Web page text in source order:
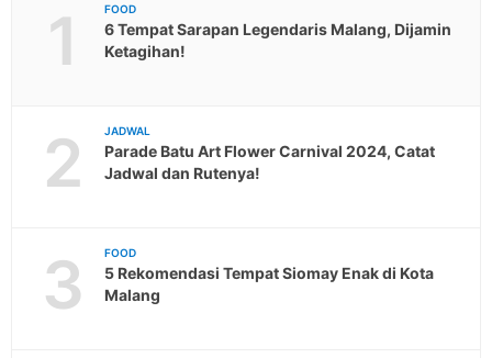
1 FOOD
6 Tempat Sarapan Legendaris Malang, Dijamin
Ketagihan!
2 JADWAL
Parade Batu Art Flower Carnival 2024, Catat
Jadwal dan Rutenya!
3 FOOD
5 Rekomendasi Tempat Siomay Enak di Kota
Malang